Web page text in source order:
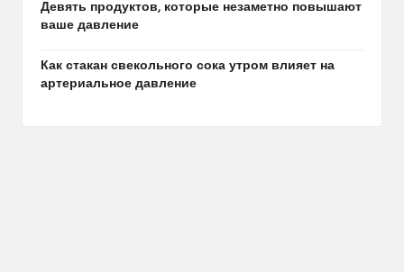
Девять продуктов, которые незаметно повышают
ваше давление
Как стакан свекольного сока утром влияет на
артериальное давление